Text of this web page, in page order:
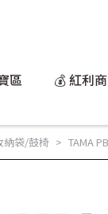
區 💰 紅利
納袋/鼓椅 TAMA